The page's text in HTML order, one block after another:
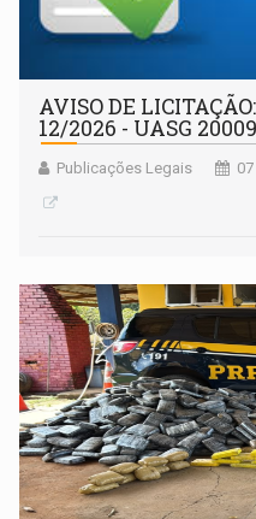
AVISO DE
12/2026 - UASG
Publicações Legais